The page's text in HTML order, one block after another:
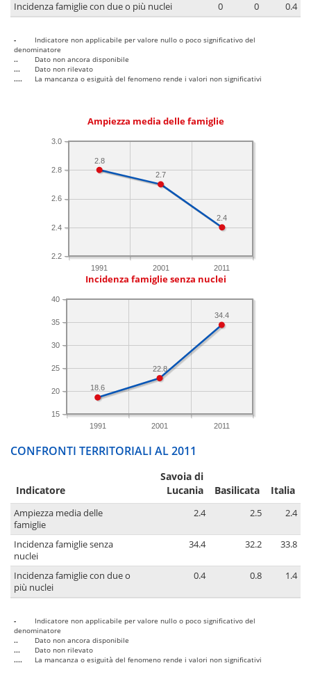
Incidenza famiglie con due o più nuclei
0 0 0.4
-
Indicatore non applicabile per valore nullo o poco significativo del
denominatore
..
Dato non ancora disponibile
...
Dato non rilevato
....
La mancanza o esiguità del fenomeno rende i valori non significativi
Ampiezza media delle famiglie
1991 2001 2011
2.2
2.4
2.6
2.8
3.0
2.4
2.7
2.8
Incidenza famiglie senza nuclei
1991 2001 2011
15
20
25
30
35
40
34.4
22.8
18.6
CONFRONTI TERRITORIALI AL 2011
Indicatore
Savoia di
Lucania
Basilicata Italia
Ampiezza media delle
famiglie
2.4 2.5 2.4
Incidenza famiglie senza
nuclei
34.4 32.2 33.8
Incidenza famiglie con due o
più nuclei
0.4 0.8 1.4
-
Indicatore non applicabile per valore nullo o poco significativo del
denominatore
..
Dato non ancora disponibile
...
Dato non rilevato
....
La mancanza o esiguità del fenomeno rende i valori non significativi